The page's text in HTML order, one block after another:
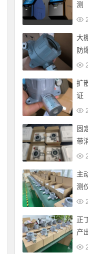
测
大
防
扩
证
固
带
主
测
正
产